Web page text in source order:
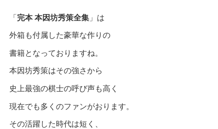
「 完本 本因坊秀策全集」は
外箱も付属した豪華な作りの
書籍となっておりますね。
本因坊秀策はその強さから
史上最強の棋士の呼び声も高く
現在でも多くのファンがおります。
その活躍した時代は短く、